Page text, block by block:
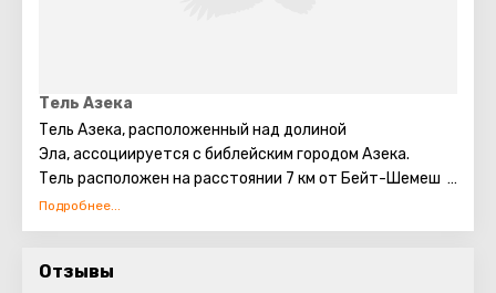
Тель Азека
Тель Азека, расположенный над долиной
Эла, ассоциируется с библейским городом Азека.
Тель расположен на расстоянии 7 км от Бейт-Шемеш и
26 км от Хеврона.
Азека был древним городом в Шфеле который
Отзывы